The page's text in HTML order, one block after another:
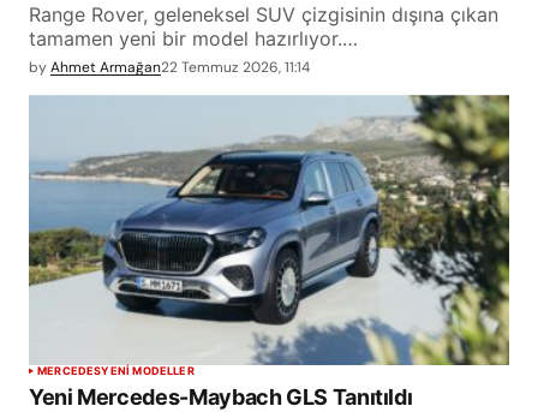
Range Rover, geleneksel SUV çizgisinin dışına çıkan
tamamen yeni bir model hazırlıyor.…
byAhmet Armağan22 Temmuz 2026, 11:14
MERCEDESYENİ MODELLER
Yeni Mercedes-Maybach GLS Tanıtıldı